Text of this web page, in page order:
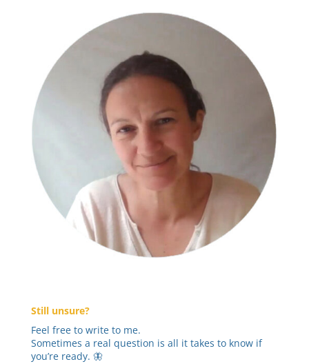
Still unsure?
Feel free to write to me.
Sometimes a real question is all it takes to know if
you’re ready. 🦋